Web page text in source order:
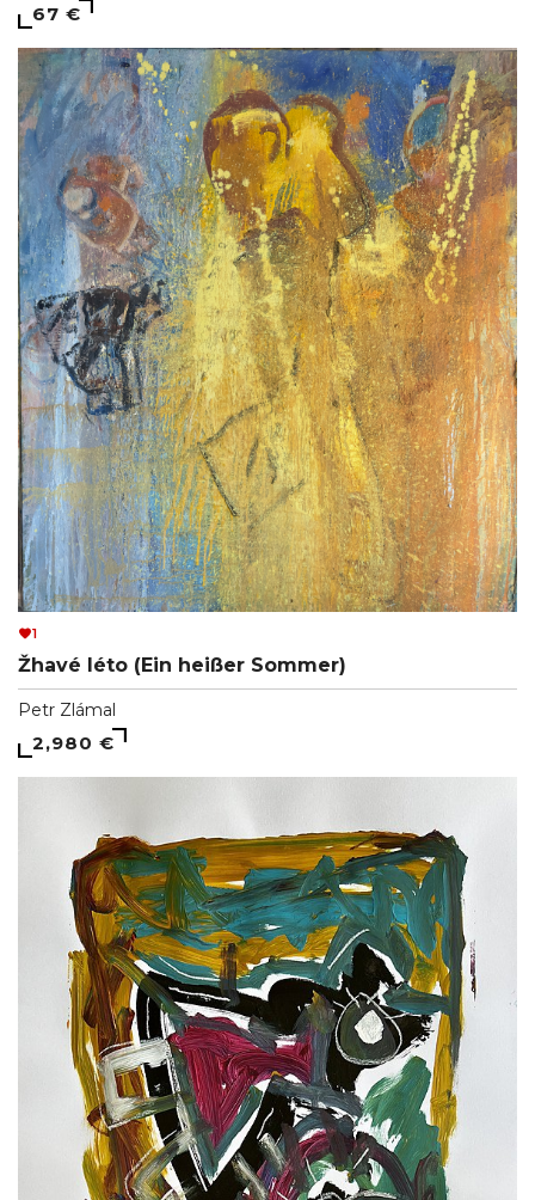
67 €
1
Žhavé léto (Ein heißer Sommer)
Petr Zlámal
2,980 €